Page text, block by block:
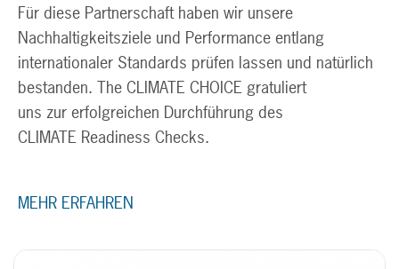
Für diese Partnerschaft haben wir unsere
Nachhaltigkeitsziele und Performance entlang
internationaler Standards prüfen lassen und natürlich
bestanden. The CLIMATE CHOICE gratuliert
uns zur erfolgreichen Durchführung des
CLIMATE Readiness Checks.
MEHR ERFAHREN